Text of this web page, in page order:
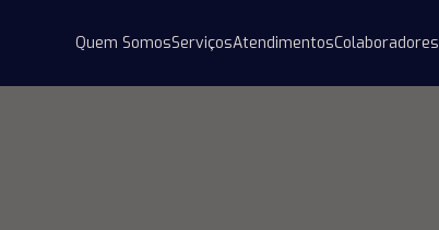
Quem SomosServiçosAtendimentosColaboradores